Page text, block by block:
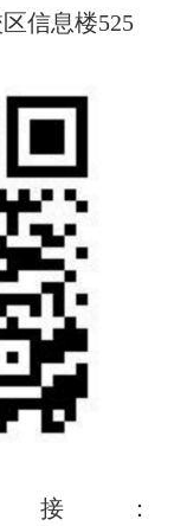
信息楼525
：